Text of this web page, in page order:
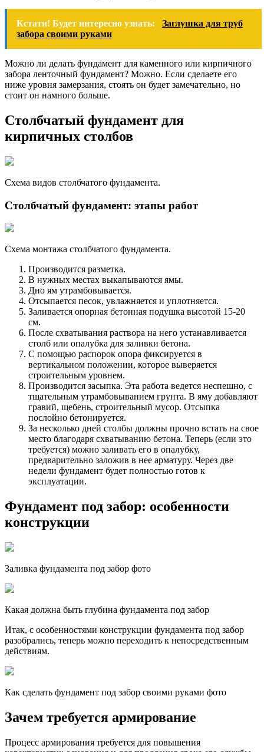
Кстати! Будет интересно узнать:
Заглушка для труб
забора своими руками
Можно ли делать фундамент для каменного или кирпичного
забора ленточный фундамент? Можно. Если сделаете его
ниже уровня замерзания, стоять он будет замечательно, но
стоит он намного больше.
Столбчатый фундамент для
кирпичных столбов
Схема видов столбчатого фундамента.
Столбчатый фундамент: этапы работ
Схема монтажа столбчатого фундамента.
Производится разметка.
В нужных местах выкапываются ямы.
Дно ям утрамбовывается.
Отсыпается песок, увлажняется и уплотняется.
Заливается опорная бетонная подушка высотой 15-20
см.
После схватывания раствора на него устанавливается
столб или опалубка для заливки бетона.
С помощью распорок опора фиксируется в
вертикальном положении, которое выверяется
строительным уровнем.
Производится засыпка. Эта работа ведется неспешно, с
тщательным утрамбовыванием грунта. В яму добавляют
гравий, щебень, строительный мусор. Отсыпка
послойно бетонируется.
За несколько дней столбы должны прочно встать на свое
место благодаря схватыванию бетона. Теперь (если это
требуется) можно заливать его в опалубку,
предварительно заложив в нее арматуру. Через две
недели фундамент будет полностью готов к
эксплуатации.
Фундамент под забор: особенности
конструкции
Заливка фундамента под забор фото
Какая должна быть глубина фундамента под забор
Итак, с особенностями конструкции фундамента под забор
разобрались, теперь можно переходить к непосредственным
действиям.
Как сделать фундамент под забор своими руками фото
Зачем требуется армирование
Процесс армирования требуется для повышения